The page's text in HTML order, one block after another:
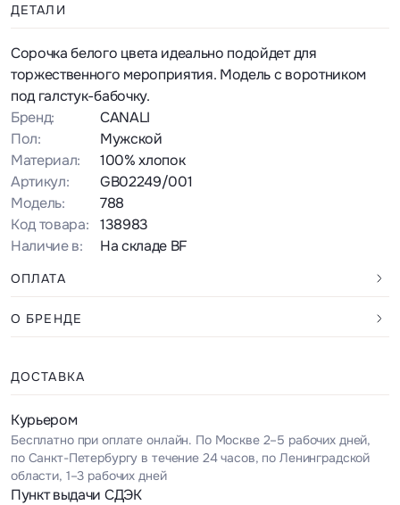
ДЕТАЛИ
Сорочка белого цвета идеально подойдет для
торжественного мероприятия. Модель с воротником
под галстук-бабочку.
Бренд:
CANALI
Пол:
Мужской
Материал:
100% хлопок
Артикул:
GB02249/001
Модель:
788
Код товара:
138983
Наличие в:
На складе BF
ОПЛАТА
О БРЕНДЕ
ДОСТАВКА
Курьером
Бесплатно при оплате онлайн. По Москве 2–5 рабочих дней,
по Санкт-Петербургу в течение 24 часов, по Ленинградской
области, 1–3 рабочих дней
Пункт выдачи СДЭК